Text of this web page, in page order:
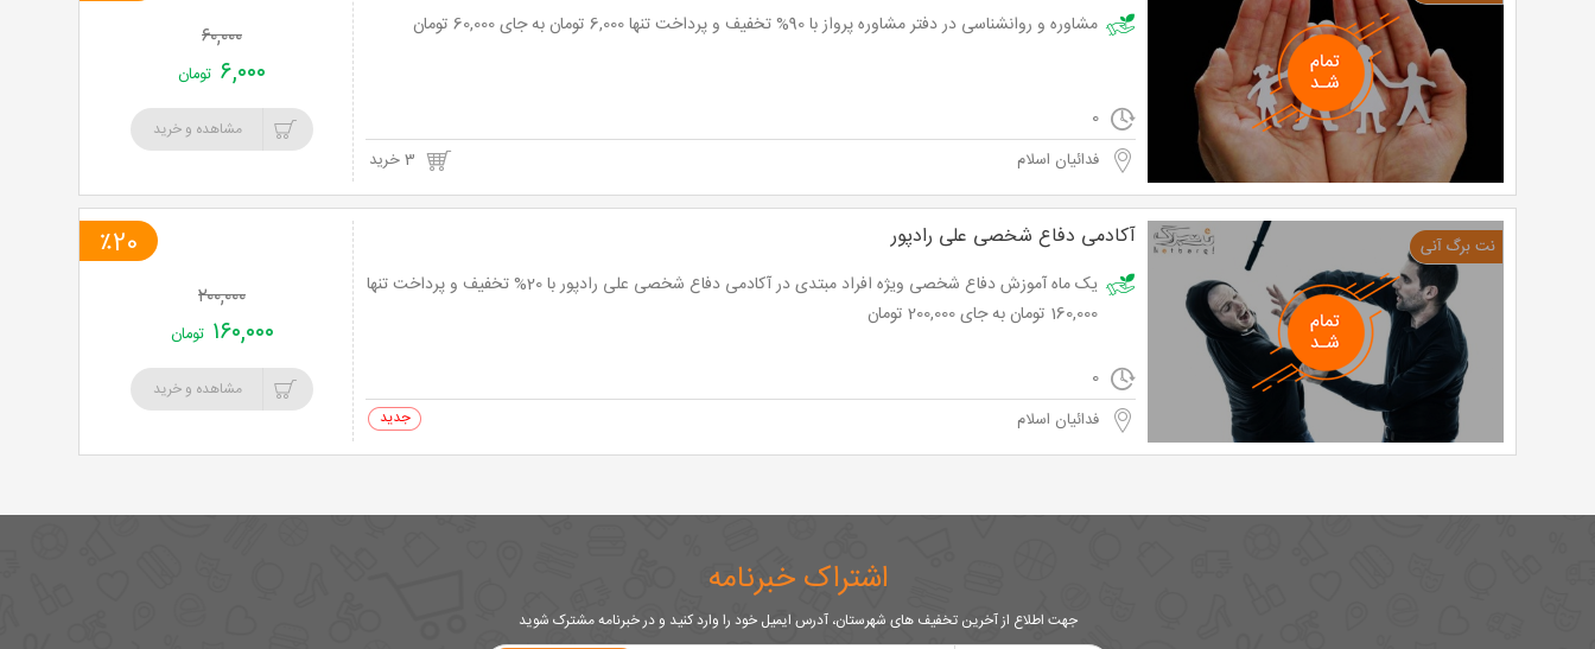
مشاوره و روانشناسی در دفتر مشاوره پرواز با 90% تخفیف و پرداخت تنها 6,000 تومان به جای 60,000 تومان
0
فدائیان اسلام
۶۰,۰۰۰
۶,۰۰۰ تومان
مشاهده و خرید
آکادمی دفاع شخصی علی رادپور
یک ماه آموزش دفاع شخصی ویژه افراد مبتدی در آکادمی دفاع شخصی علی رادپور با 20% تخفیف و پرداخت تنها
160,000 تومان به جای 200,000 تومان
0
فدائیان اسلام 0 خرید
٪20
۲۰۰,۰۰۰
۱۶۰,۰۰۰ تومان
مشاهده و خرید
اشتراک خبرنامه
جهت اطلاع از آخرین تخفیف های شهرستان، آدرس ایمیل خود را وارد کنید و در خبرنامه مشترک شوید